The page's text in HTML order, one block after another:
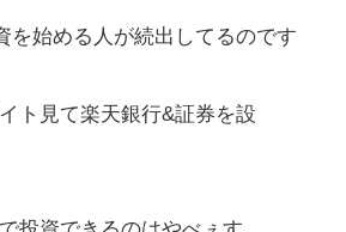
始める人が続出してるのです
ト見て楽天銀行&証券を設